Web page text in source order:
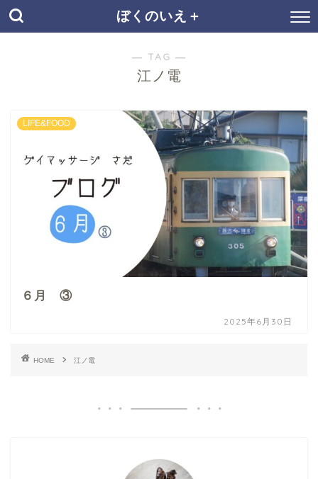
ぼくのいえ＋
― TAG ―
江ノ電
LIFE&FOOD
６月 ③
2025年6月30日
HOME 江ノ電